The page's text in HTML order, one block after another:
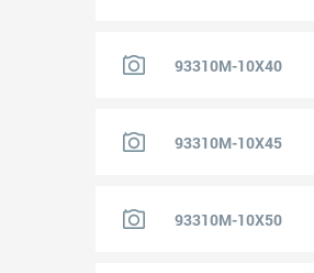
93310M-10X40
93310M-10X45
93310M-10X50